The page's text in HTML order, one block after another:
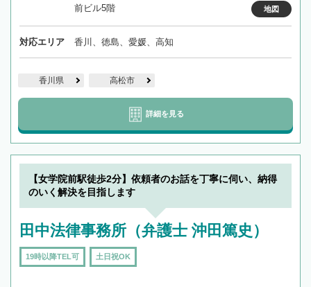
前ビル5階
地図
対応エリア 香川、徳島、愛媛、高知
香川県 高松市
詳細を見る
【女学院前駅徒歩2分】依頼者のお話を丁寧に伺い、納得
のいく解決を目指します
田中法律事務所（弁護士 沖田篤史）
19時以降TEL可 土日祝OK